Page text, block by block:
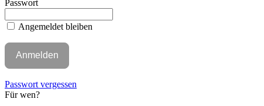
Passwort
Angemeldet bleiben
Passwort vergessen
Für wen?